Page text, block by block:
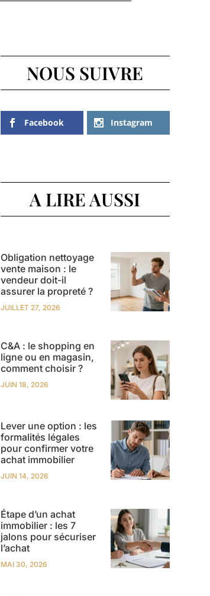
NOUS SUIVRE
Facebook Instagram
A LIRE AUSSI
Obligation nettoyage
vente maison : le
vendeur doit-il
assurer la propreté ?
JUILLET 27, 2026
C&A : le shopping en
ligne ou en magasin,
comment choisir ?
JUIN 18, 2026
Lever une option : les
formalités légales
pour confirmer votre
achat immobilier
JUIN 14, 2026
Étape d’un achat
immobilier : les 7
jalons pour sécuriser
l’achat
MAI 30, 2026